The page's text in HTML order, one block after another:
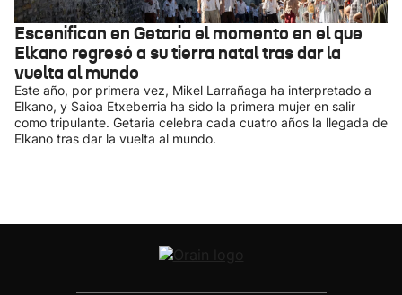
Escenifican en Getaria el momento en el que
Elkano regresó a su tierra natal tras dar la
vuelta al mundo
Este año, por primera vez, Mikel Larrañaga ha interpretado a
Elkano, y Saioa Etxeberria ha sido la primera mujer en salir
como tripulante. Getaria celebra cada cuatro años la llegada de
Elkano tras dar la vuelta al mundo.